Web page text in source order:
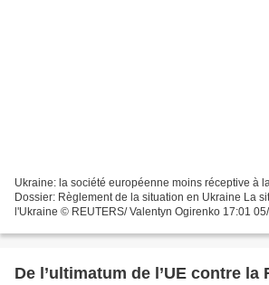
Ukraine: la société européenne moins réceptive à
Dossier: Règlement de la situation en Ukraine La
l'Ukraine © REUTERS/ Valentyn Ogirenko 17:01
De l’ultimatum de l’UE contre la